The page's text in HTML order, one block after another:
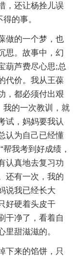
，还让杨拴儿误
的事。
做的一个梦，也
思。故事中，幻
葫芦费尽心思;总
代价。我从王葆
，都必须付出艰
我的一次教训，就
试，妈妈要我认
认为自己已经懂
我考到好成绩，
认真地去复习功
还有一次，我的
说我已经长大
好硬着头皮干
干净了，看着自
里甜滋滋的。
下来的馅饼，只